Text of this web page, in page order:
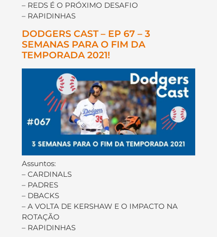
– REDS É O PRÓXIMO DESAFIO
– RAPIDINHAS
DODGERS CAST – EP 67 – 3
SEMANAS PARA O FIM DA
TEMPORADA 2021!
Assuntos:
– CARDINALS
– PADRES
– DBACKS
– A VOLTA DE KERSHAW E O IMPACTO NA
ROTAÇÃO
– RAPIDINHAS